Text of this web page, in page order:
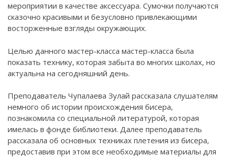
мероприятии в качестве аксессуара. Сумочки получаются
сказочно красивыми и безусловно привлекающими
восторженные взгляды окружающих.
Целью данного мастер-класса мастер-класса была
показать технику, которая забыта во многих школах, но
актуальна на сегодняшний день.
Преподаватель Чупалаева Зулай рассказала слушателям
немного об истории происхождения бисера,
познакомила со специальной литературой, которая
имелась в фонде библиотеки. Далее преподаватель
рассказала об основных техниках плетения из бисера,
предоставив при этом все необходимые материалы для